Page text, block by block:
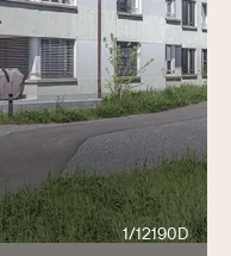
1/12190D